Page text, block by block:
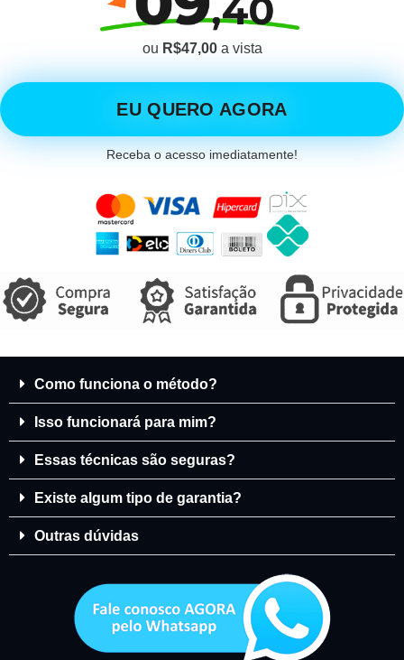
ou R$47,00a vista
EU QUERO AGORA
Receba o acesso imediatamente!
Como funciona o método?
Isso funcionará para mim?
Essas técnicas são seguras?
Existe algum tipo de garantia?
Outras dúvidas